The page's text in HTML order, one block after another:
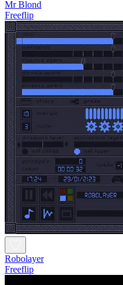
Mr Blond
Freeflip
Robolayer
Freeflip